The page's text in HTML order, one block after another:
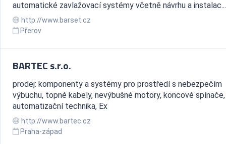
automatické zavlažovací systémy včetně návrhu a instalac...
http://www.barset.cz
Přerov
BARTEC s.r.o.
prodej: komponenty a systémy pro prostředí s nebezpečím
výbuchu, topné kabely, nevýbušné motory, koncové
automatizační technika, Ex
http://www.bartec.cz
Praha-západ